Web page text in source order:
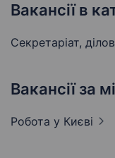
Вакансії в
Секретаріат,
Вакансії за
Робота у Києві